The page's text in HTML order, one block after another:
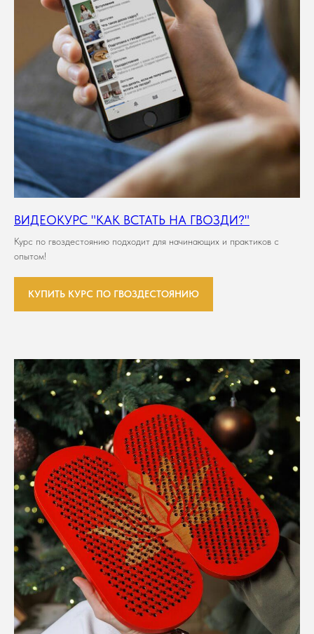
ВИДЕОКУРС "КАК ВСТАТЬ НА ГВОЗДИ?"
Курс по гвоздестоянию подходит для начинающих и практиков с
опытом!
КУПИТЬ КУРС ПО ГВОЗДЕСТОЯНИЮ